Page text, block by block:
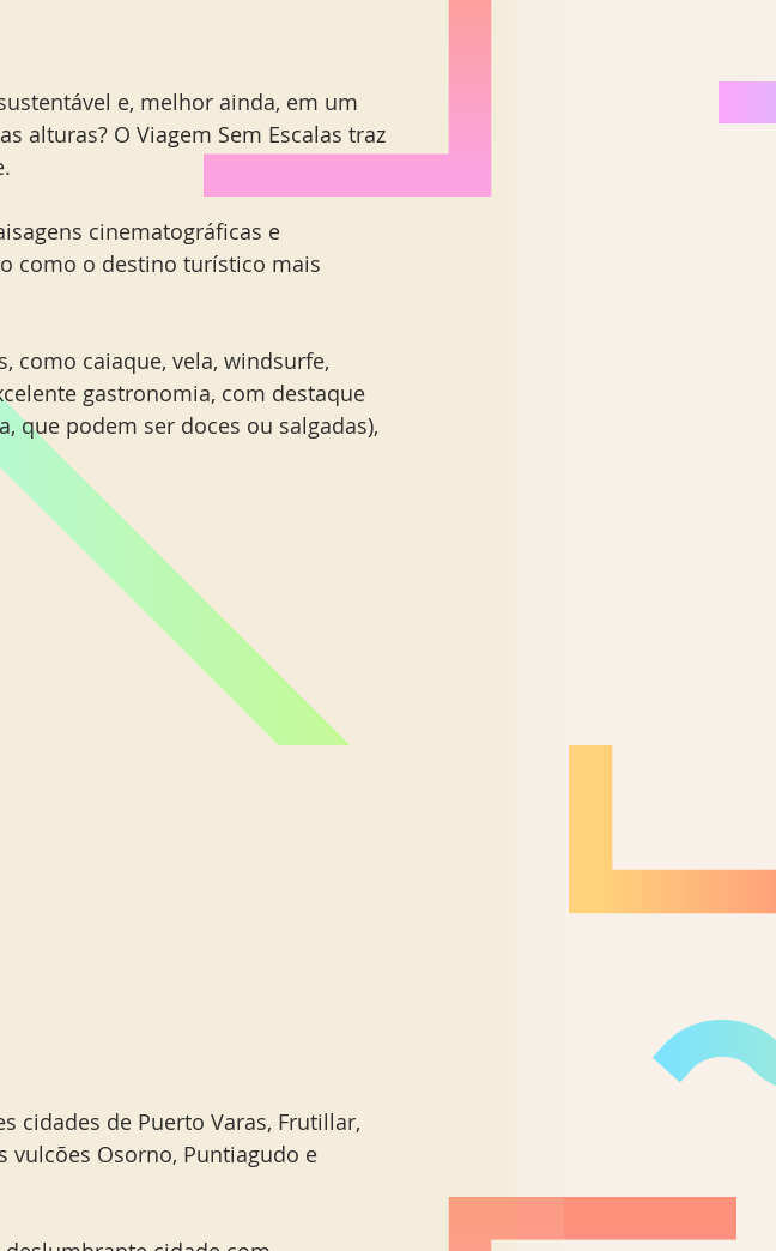
e, melhor ainda, em um
alturas? O Viagem Sem Escalas traz
cinematográficas e
como o destino turístico mais
como caiaque, vela, windsurfe,
gastronomia, com destaque
que podem ser doces ou salgadas),
cidades de Puerto Varas, Frutillar,
vulcões Osorno, Puntiagudo e